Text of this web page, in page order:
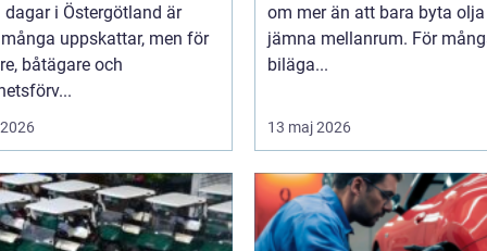
dagar i Östergötland är
uppskattar, men för
båtägare och
om mer än att bara byta
jämna mellanrum. För
biläga...
13 maj 2026